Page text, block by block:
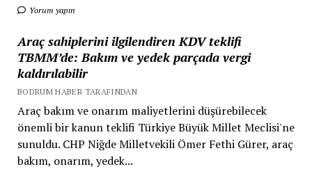
Yorum yapın
Araç sahiplerini ilgilendiren KDV teklifi
TBMM’de: Bakım ve yedek parçada vergi
kaldırılabilir
BODRUM HABER TARAFINDAN
Araç bakım ve onarım maliyetlerini düşürebilecek
önemli bir kanun teklifi Türkiye Büyük Millet Meclisi'ne
sunuldu. CHP Niğde Milletvekili Ömer Fethi Gürer, araç
bakım, onarım, yedek...